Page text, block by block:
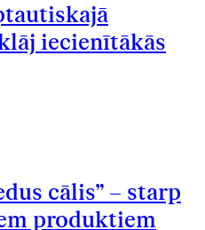
iecienītākās
cālis” – starp
produktiem